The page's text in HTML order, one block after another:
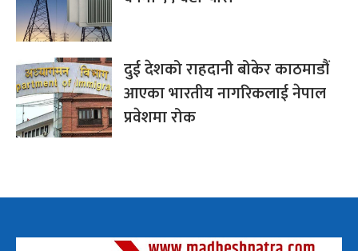
दुई देशको राहदानी बोकेर काठमाडौं
आएका भारतीय नागरिकलाई नेपाल
प्रवेशमा रोक